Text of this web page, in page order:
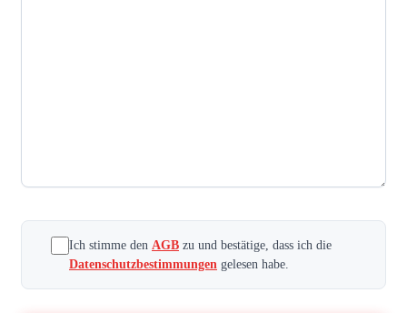
Ich stimme den AGB zu und bestätige, dass ich die
Datenschutzbestimmungen gelesen habe.